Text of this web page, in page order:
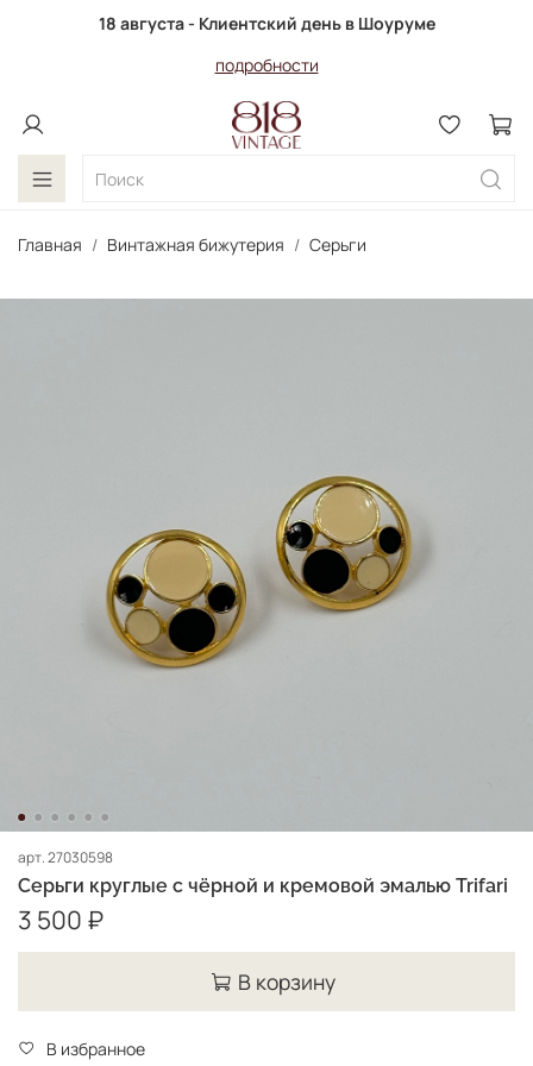
18 августа - Клиентский день в Шоуруме
подробности
Главная Винтажная бижутерия Серьги
арт.27030598
Серьги круглые с чёрной и кремовой эмалью Trifari
3 500 ₽
В корзину
В избранное